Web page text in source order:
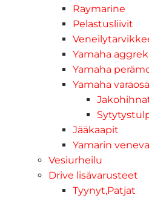
Raymarine
Pelastusliivit
Yamaha
Yamaha
Yamaha
Jääkaapit
Yamarin
Vesiurheilu
Drive lisävarusteet
Tyynyt,Patjat